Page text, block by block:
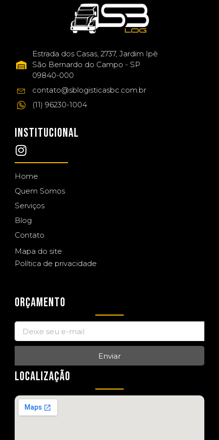
Estrada dos Casas, 2737, Jardim Ipê
São Bernardo do Campo - SP
09840-000
contato@sblogisticasbc.com.br
(11) 96230-1004
INSTITUCIONAL
Home
Quem Somos
Serviços
Blog
Contato
Mapa do site
Política de privacidade
ORÇAMENTO
Enviar
LOCALIZAÇÃO